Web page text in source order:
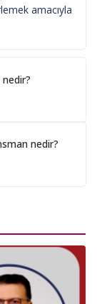
amacıyla
nedir?
nedir?